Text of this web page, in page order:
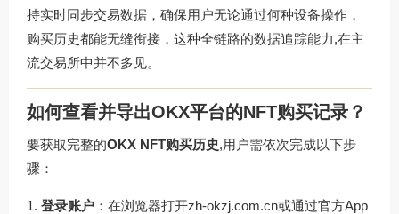
持实时同步交易数据，确保用户无论通过何种设备操作，
购买历史都能无缝衔接，这种全链路的数据追踪能力,在主
流交易所中并不多见。
如何查看并导出OKX平台的NFT购买记录？
要获取完整的OKX NFT购买历史,用户需依次完成以下步
骤：
登录账户 ：在浏览器打开zh-okzj.com.cn或通过官方App